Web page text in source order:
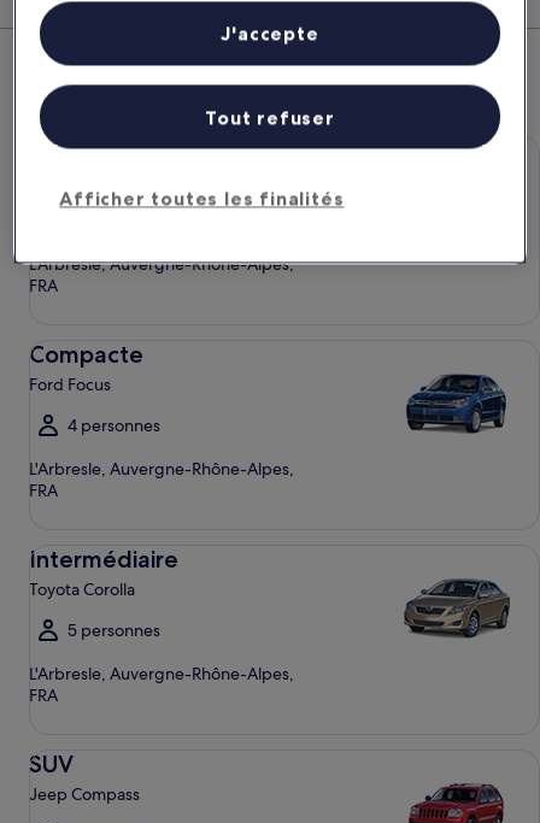
L'Arbresle : nos meilleures offres
de voitures
Économique
L'Arbresle, Auvergne-Rhône-Alpes,
FRA
Économique Chevrolet Spark
Compacte
Ford Focus
4 personnes
L'Arbresle, Auvergne-Rhône-Alpes,
FRA
Intermédiaire
Toyota Corolla
5 personnes
L'Arbresle, Auvergne-Rhône-Alpes,
FRA
SUV
Jeep Compass
personnalisés, mesure de performance des publicités et du contenu,
études d’audience et développement de services.
Liste de nos partenaires (fournisseurs)
Afficher toutes les finalités
Tout refuser
J'accepte